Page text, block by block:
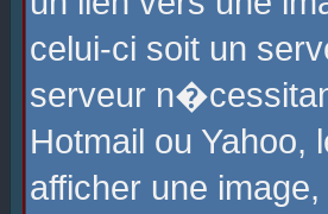
celui-ci soit un
serveur
Hotmail ou
afficher une